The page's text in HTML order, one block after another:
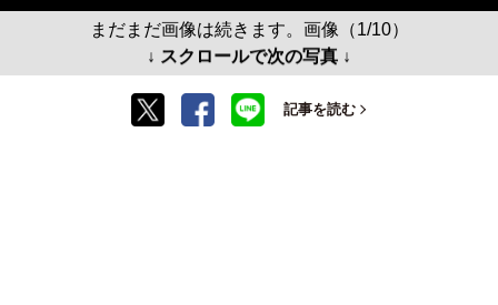
まだまだ画像は続きます。画像（1/10）
↓ スクロールで次の写真 ↓
記事を読む